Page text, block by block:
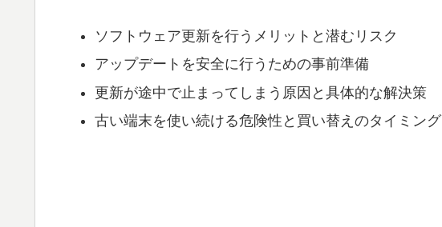
ソフトウェア更新を行うメリットと潜むリスク
アップデートを安全に行うための事前準備
更新が途中で止まってしまう原因と具体的な解決策
古い端末を使い続ける危険性と買い替えのタイミング